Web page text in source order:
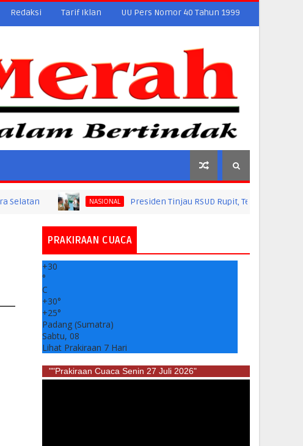
Redaksi Tarif Iklan UU Pers Nomor 40 Tahun 1999
NASIONAL Presiden Tinjau RSUD Rupit, Tekankan Peningkatan
PRAKIRAAN CUACA
+30
°
C
+30°
+25°
Padang (Sumatra)
Sabtu, 08
Lihat Prakiraan 7 Hari
""Prakiraan Cuaca Senin 27 Juli 2026"